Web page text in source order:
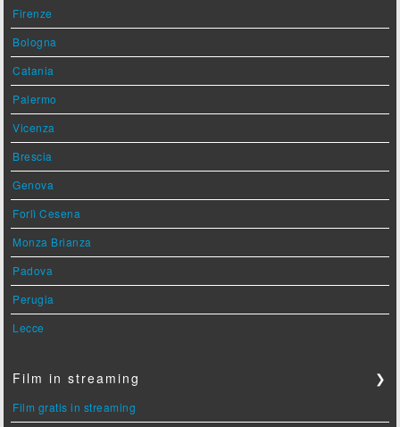
Firenze
Bologna
Catania
Palermo
Vicenza
Brescia
Genova
Forlì Cesena
Monza Brianza
Padova
Perugia
Lecce
Film in streaming ❯
Film gratis in streaming